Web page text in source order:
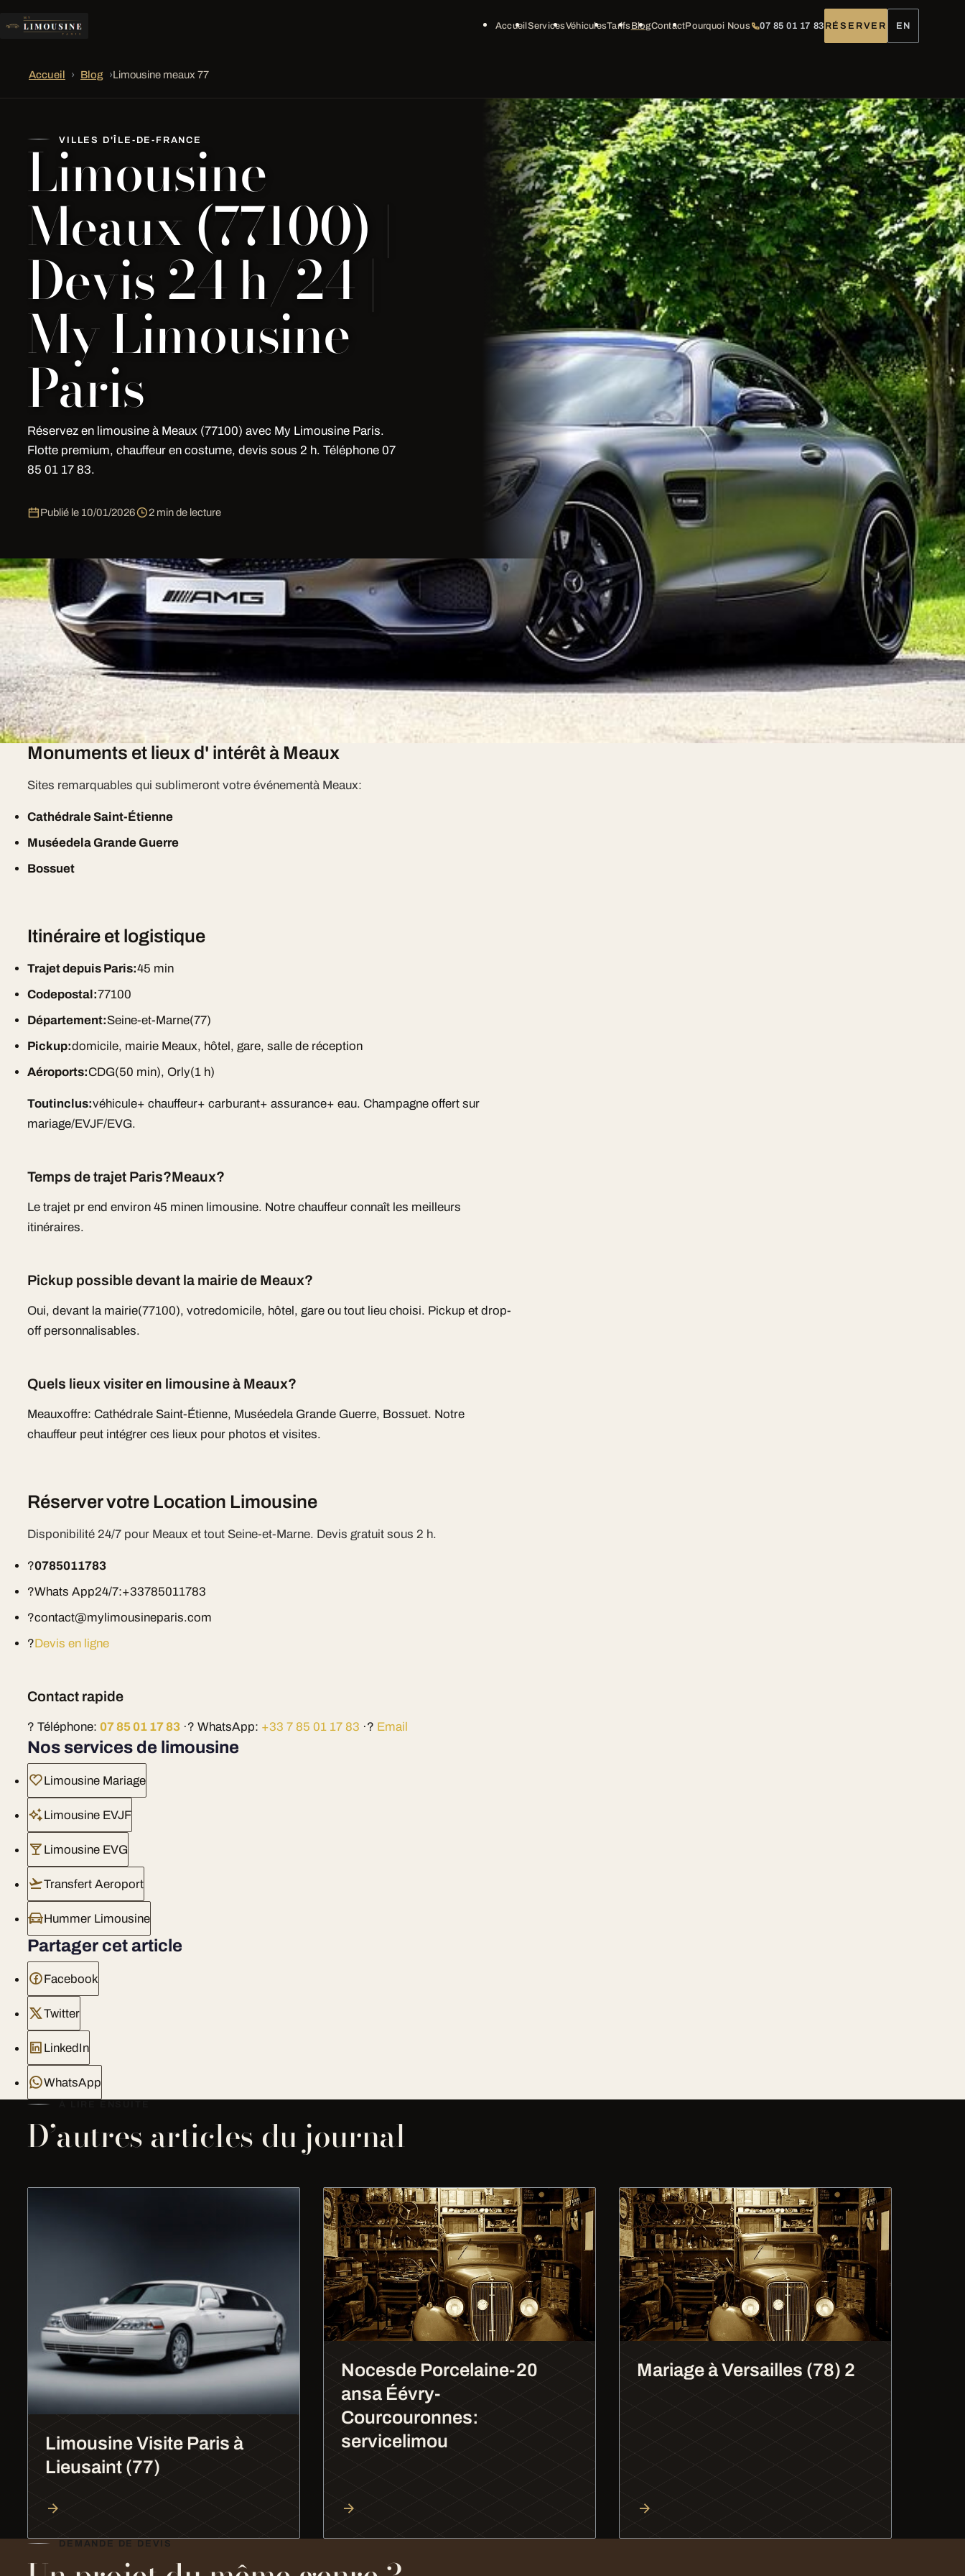
AccueilServicesVéhiculesTarifsBlogContactPourquoi Nous 07 85 01 17 83 RÉSERVER EN
Accueil › Blog ›Limousine meaux 77
VILLES D'ÎLE-DE-FRANCE
Limousine
Meaux (77100) |
Devis 24 h/24 |
My Limousine
Paris
Réservez en limousine à Meaux (77100) avec My Limousine Paris.
Flotte premium, chauffeur en costume, devis sous 2 h. Téléphone 07
85 01 17 83.
Publié le 10/01/2026 2 min de lecture
Location Limousine en Limousine à Meaux(77100)
Vous organisez votrelocation limousine àMeaux(77100, Seine-et-Marne-77)? My
Limousine Paris est votre partenaire premium. Meaux setrouveà45 minde Paris. Notre
flotte(Lincoln Town Carblanche/noire, Hummer H2 stretch, Chrysler 300 C, Pink Hummer
EVJF)à sur devis tout inclus.
Monuments et lieux d' intérêt à Meaux
Sites remarquables qui sublimeront votre événementà Meaux:
Cathédrale Saint-Étienne
Muséedela Grande Guerre
Bossuet
Itinéraire et logistique
Trajet depuis Paris:45 min
Codepostal:77100
Département:Seine-et-Marne(77)
Pickup:domicile, mairie Meaux, hôtel, gare, salle de réception
Aéroports:CDG(50 min), Orly(1 h)
Toutinclus:véhicule+ chauffeur+ carburant+ assurance+ eau. Champagne offert sur
mariage/EVJF/EVG.
Temps de trajet Paris?Meaux?
Le trajet pr end environ 45 minen limousine. Notre chauffeur connaît les meilleurs
itinéraires.
Pickup possible devant la mairie de Meaux?
Oui, devant la mairie(77100), votredomicile, hôtel, gare ou tout lieu choisi. Pickup et drop-
off personnalisables.
Quels lieux visiter en limousine à Meaux?
Meauxoffre: Cathédrale Saint-Étienne, Muséedela Grande Guerre, Bossuet. Notre
chauffeur peut intégrer ces lieux pour photos et visites.
Réserver votre Location Limousine
Disponibilité 24/7 pour Meaux et tout Seine-et-Marne. Devis gratuit sous 2 h.
?0785011783
?Whats App24/7:+33785011783
?contact@mylimousineparis.com
?Devis en ligne
Contact rapide
? Téléphone:07 85 01 17 83 ·? WhatsApp: +33 7 85 01 17 83 ·? Email
Nos services de limousine
Limousine Mariage
Limousine EVJF
Limousine EVG
Transfert Aeroport
Hummer Limousine
Partager cet article
Facebook
Twitter
LinkedIn
WhatsApp
D’autres articles du journal
Limousine Visite Paris à
Lieusaint (77)
Nocesde Porcelaine-20
ansa Éévry-
Courcouronnes:
servicelimou
Mariage à Versailles (78) 2
DEMANDE DE DEVIS